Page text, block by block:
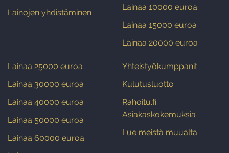
Lainojen yhdistäminen
Lainaa 10000 euroa
Lainaa 15000 euroa
Lainaa 20000 euroa
Lainaa 25000 euroa
Lainaa 30000 euroa
Lainaa 40000 euroa
Lainaa 50000 euroa
Lainaa 60000 euroa
Yhteistyökumppanit
Kulutusluotto
Rahoitu.fi
Asiakaskokemuksia
Lue meistä muualta